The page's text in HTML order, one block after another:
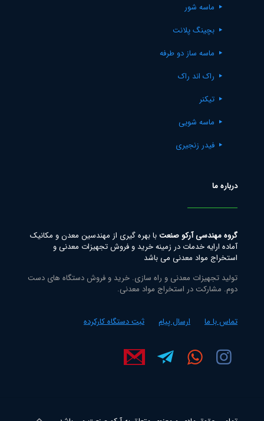
ماسه شور
بچینگ پلانت
ماسه ساز دو طرفه
راک اند راک
تیکنر
ماسه شویی
فیدر زنجیری
درباره ما
گروه مهندسی آرکو صنعتبا بهره گیری از مهندسین معدن و مکانیک
آماده ارایه خدمات در زمینه خرید و فروش تجهیزات معدنی و
استخراج مواد معدنی می باشد
تولید تجهیزات معدنی و راه سازی. خرید و فروش دستگاه های دست
دوم. مشارکت در استخراج مواد معدنی.
تماس با ما ارسال پیام ثبت دستگاه کارکرده